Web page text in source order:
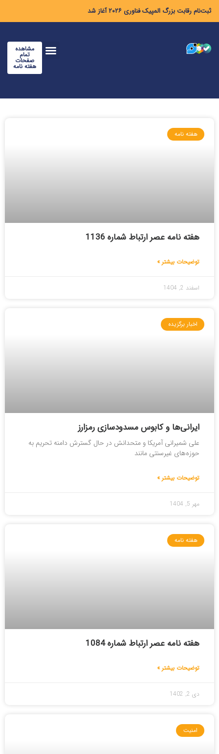
ثبت‌نام رقابت بزرگ المپیک فناوری ۲۰۲۶ آغاز شد
مشاهده
تمام
صفحات
هفته نامه
هفته نامه
هفته نامه عصر ارتباط شماره 1136
توضیحات بیشتر »
اسفند 2, 1404
اخبار برگزیده
ایرانی‌ها و کابوس مسدودسازی رمزارز
علی شمیرانی آمریکا و متحدانش در حال گسترش دامنه تحریم به
حوزه‌های غیرسنتی مانند
توضیحات بیشتر »
مهر 5, 1404
هفته نامه
هفته نامه عصر ارتباط شماره 1084
توضیحات بیشتر »
دی 2, 1402
امنیت